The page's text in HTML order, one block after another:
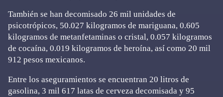
También se han decomisado 26 mil unidades de
psicotrópicos, 50.027 kilogramos de mariguana, 0.605
kilogramos de metanfetaminas o cristal, 0.057 kilogramos
de cocaína, 0.019 kilogramos de heroína, así como 20 mil
912 pesos mexicanos.
Entre los aseguramientos se encuentran 20 litros de
gasolina, 3 mil 617 latas de cerveza decomisada y 95